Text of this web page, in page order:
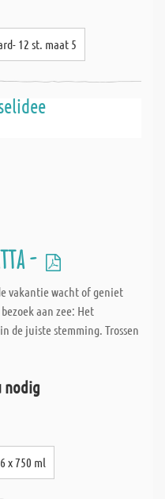
12 st. maat 5
-
vakantie wacht of geniet
aan zee: Het
de juiste stemming. Trossen
nodig
x 750 ml